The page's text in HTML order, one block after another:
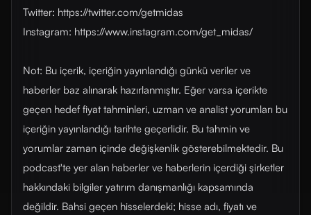
Twitter: https://twitter.com/getmidas
Instagram: https://www.instagram.com/get_midas/
Not: Bu içerik, içeriğin yayınlandığı günkü veriler ve
haberler baz alınarak hazırlanmıştır. Eğer varsa içerikte
geçen hedef fiyat tahminleri, uzman ve analist yorumları bu
içeriğin yayınlandığı tarihte geçerlidir. Bu tahmin ve
yorumlar zaman içinde değişkenlik gösterebilmektedir. Bu
podcast'te yer alan haberler ve haberlerin içerdiği şirketler
hakkındaki bilgiler yatırım danışmanlığı kapsamında
değildir. Bahsi geçen hisselerdeki; hisse adı, fiyatı ve